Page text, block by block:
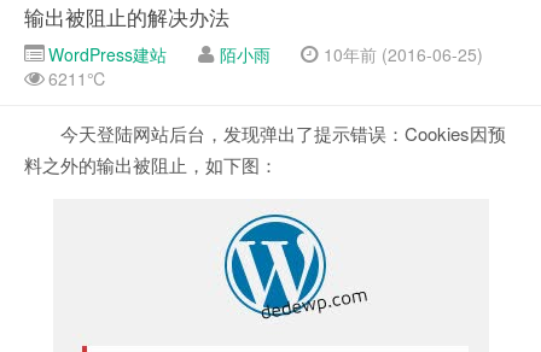
输出被阻止的解决办法
WordPress建站 陌小雨
10年前 (2016-06-25)
6211℃
今天登陆网站后台，发现弹出了提示错误：Cookies因预
料之外的输出被阻止，如下图：